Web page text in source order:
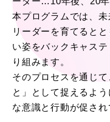
本プログラムでは、
リーダーを育てると
い姿をバックキャス
り組みます。
そのプロセスを通じ
と」として捉えるよ
な意識と行動が促され